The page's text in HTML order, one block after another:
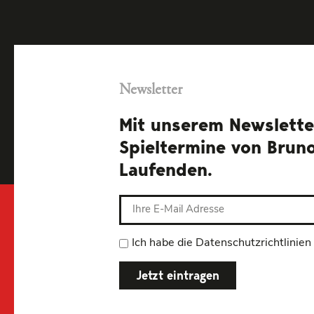
Newsletter
Mit unserem
Spieltermine von
Laufenden.
Ich habe die Datenschutzrichtlinien
Jetzt eintragen